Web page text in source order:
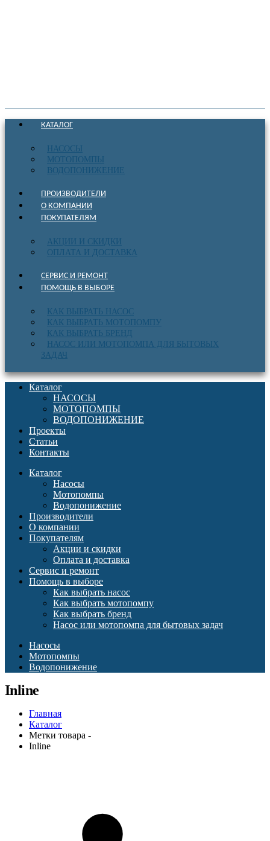
КАТАЛОГ
НАСОСЫ
МОТОПОМПЫ
ВОДОПОНИЖЕНИЕ
ПРОИЗВОДИТЕЛИ
О КОМПАНИИ
ПОКУПАТЕЛЯМ
АКЦИИ И СКИДКИ
ОПЛАТА И ДОСТАВКА
СЕРВИС И РЕМОНТ
ПОМОЩЬ В ВЫБОРЕ
КАК ВЫБРАТЬ НАСОС
КАК ВЫБРАТЬ МОТОПОМПУ
КАК ВЫБРАТЬ БРЕНД
НАСОС ИЛИ МОТОПОМПА ДЛЯ БЫТОВЫХ
ЗАДАЧ
Каталог
НАСОСЫ
МОТОПОМПЫ
ВОДОПОНИЖЕНИЕ
Проекты
Статьи
Контакты
Каталог
Насосы
Мотопомпы
Водопонижение
Производители
О компании
Покупателям
Акции и скидки
Оплата и доставка
Сервис и ремонт
Помощь в выборе
Как выбрать насос
Как выбрать мотопомпу
Как выбрать бренд
Насос или мотопомпа для бытовых задач
Насосы
Мотопомпы
Водопонижение
Inline
Главная
Каталог
Метки товара -
Inline